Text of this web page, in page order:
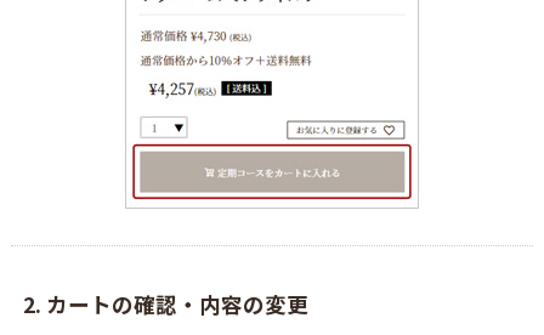
2. カートの確認・内容の変更